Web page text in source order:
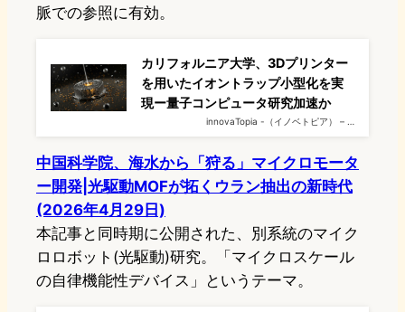
脈での参照に有効。
カリフォルニア大学、3Dプリンター
を用いたイオントラップ小型化を実
現ー量子コンピュータ研究加速か
innovaTopia -（イノベトピア） – …
中国科学院、海水から「狩る」マイクロモータ
ー開発|光駆動MOFが拓くウラン抽出の新時代
(2026年4月29日)
本記事と同時期に公開された、別系統のマイク
ロロボット(光駆動)研究。「マイクロスケール
の自律機能性デバイス」というテーマ。